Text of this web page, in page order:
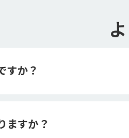
すか？
ますか？